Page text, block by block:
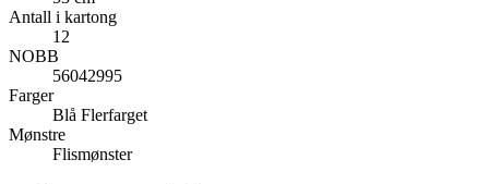
Antall i kartong
12
NOBB
56042995
Farger
Blå Flerfarget
Mønstre
Flismønster